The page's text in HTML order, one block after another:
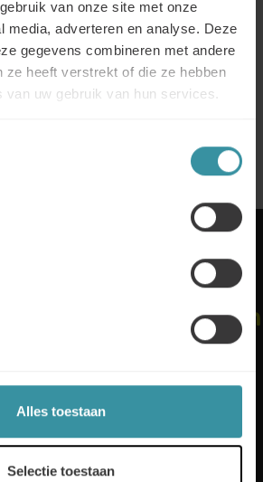
van onze site met onze
media, adverteren en analyse. Deze
gegevens combineren met andere
ze heeft verstrekt of die ze hebben
uw gebruik van hun services.
Alles toestaan
Selectie toestaan
traditionnels par la
plus
d'administration
Suivez-
nous